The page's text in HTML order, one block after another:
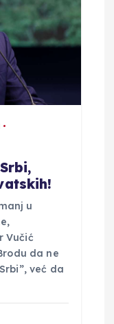
u
Vučić
da ne
već da